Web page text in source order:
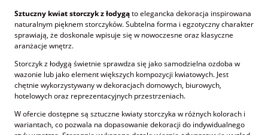
Sztuczny kwiat storczyk z łodygąto elegancka dekoracja inspirowana
naturalnym pięknem storczyków. Subtelna forma i egzotyczny charakter
sprawiają, że doskonale wpisuje się w nowoczesne oraz klasyczne
aranżacje wnętrz.
Storczyk z łodygą świetnie sprawdza się jako samodzielna ozdoba w
wazonie lub jako element większych kompozycji kwiatowych. Jest
chętnie wykorzystywany w dekoracjach domowych, biurowych,
hotelowych oraz reprezentacyjnych przestrzeniach.
W ofercie dostępne są sztuczne kwiaty storczyka w różnych kolorach i
wariantach, co pozwala na dopasowanie dekoracji do indywidualnego